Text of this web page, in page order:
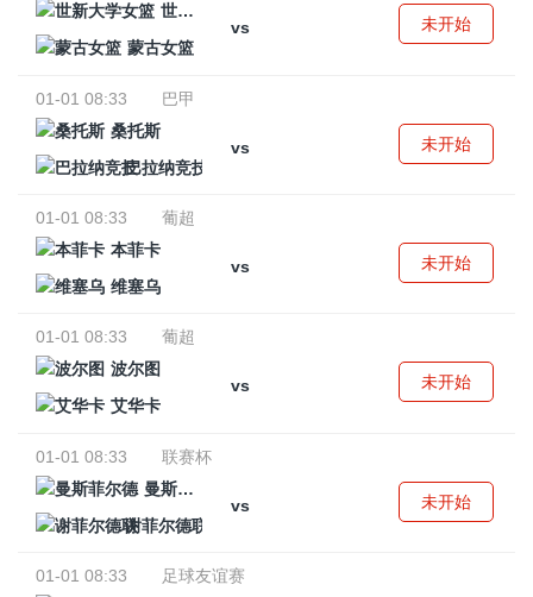
世新大学女篮
vs
蒙古女篮
未开始
01-01 08:33
巴甲
桑托斯
vs
巴拉纳竞技
未开始
01-01 08:33
葡超
本菲卡
vs
维塞乌
未开始
01-01 08:33
葡超
波尔图
vs
艾华卡
未开始
01-01 08:33
联赛杯
曼斯菲尔德
vs
谢菲尔德联
未开始
01-01 08:33
足球友谊赛